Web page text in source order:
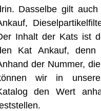
Dasselbe gilt
Inhalt der Kats ist
Kat Ankauf,
der Nummer,
wir in
den Wert